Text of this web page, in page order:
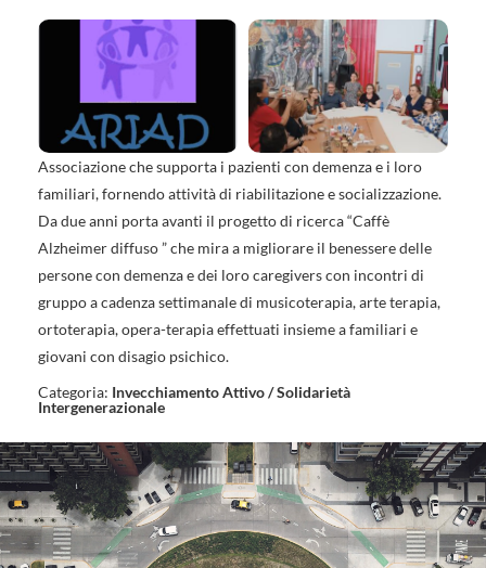
Associazione che supporta i pazienti con demenza e i loro
familiari, fornendo attività di riabilitazione e socializzazione.
Da due anni porta avanti il progetto di ricerca “Caffè
Alzheimer diffuso ” che mira a migliorare il benessere delle
persone con demenza e dei loro caregivers con incontri di
gruppo a cadenza settimanale di musicoterapia, arte terapia,
ortoterapia, opera-terapia effettuati insieme a familiari e
giovani con disagio psichico.
Categoria: Invecchiamento Attivo / Solidarietà
Intergenerazionale